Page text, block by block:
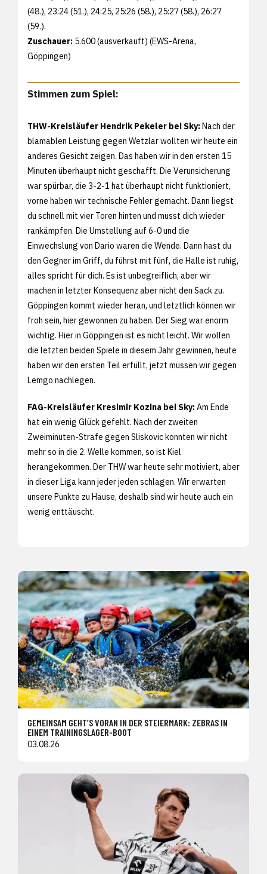
(48.), 23:24 (51.), 24:25, 25:26 (58.), 25:27 (58.), 26:27
(59.).
Zuschauer: 5.600 (ausverkauft) (EWS-Arena,
Göppingen)
Stimmen zum Spiel:
THW-Kreisläufer Hendrik Pekeler bei Sky:Nach der
blamablen Leistung gegen Wetzlar wollten wir heute ein
anderes Gesicht zeigen. Das haben wir in den ersten 15
Minuten überhaupt nicht geschafft. Die Verunsicherung
war spürbar, die 3-2-1 hat überhaupt nicht funktioniert,
vorne haben wir technische Fehler gemacht. Dann liegst
du schnell mit vier Toren hinten und musst dich wieder
rankämpfen. Die Umstellung auf 6-0 und die
Einwechslung von Dario waren die Wende. Dann hast du
den Gegner im Griff, du führst mit fünf, die Halle ist ruhig,
alles spricht für dich. Es ist unbegreiflich, aber wir
machen in letzter Konsequenz aber nicht den Sack zu.
Göppingen kommt wieder heran, und letztlich können wir
froh sein, hier gewonnen zu haben. Der Sieg war enorm
wichtig. Hier in Göppingen ist es nicht leicht. Wir wollen
die letzten beiden Spiele in diesem Jahr gewinnen, heute
haben wir den ersten Teil erfüllt, jetzt müssen wir gegen
Lemgo nachlegen.
FAG-Kreisläufer Kresimir Kozina bei Sky:Am Ende
hat ein wenig Glück gefehlt. Nach der zweiten
Zweiminuten-Strafe gegen Sliskovic konnten wir nicht
mehr so in die 2. Welle kommen, so ist Kiel
herangekommen. Der THW war heute sehr motiviert, aber
in dieser Liga kann jeder jeden schlagen. Wir erwarten
unsere Punkte zu Hause, deshalb sind wir heute auch ein
wenig enttäuscht.
GEMEINSAM GEHT’S VORAN IN DER STEIERMARK: ZEBRAS IN
EINEM TRAININGSLAGER-BOOT
03.08.26